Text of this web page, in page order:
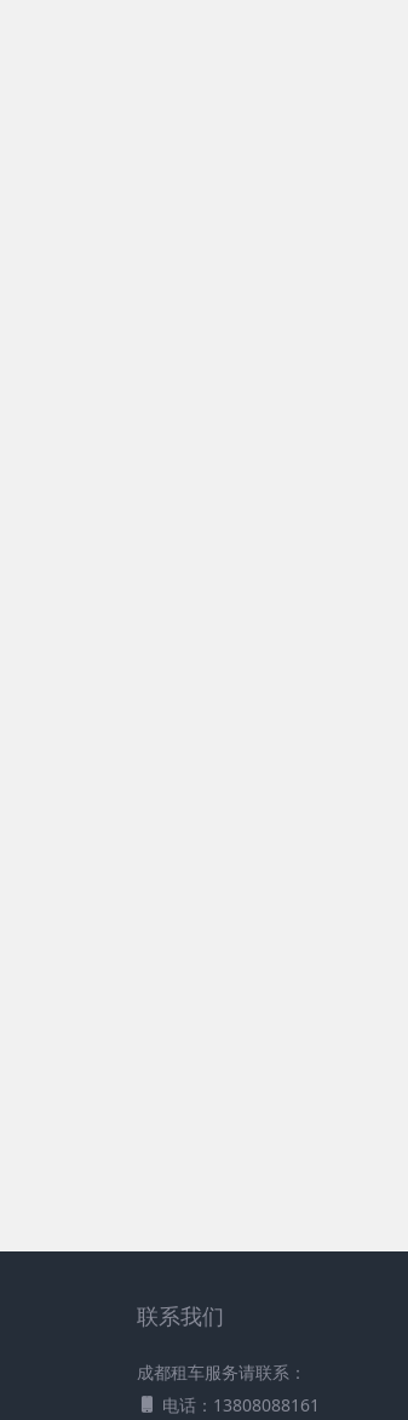
联系我们
成都租车服务请联系：
电话：13808088161